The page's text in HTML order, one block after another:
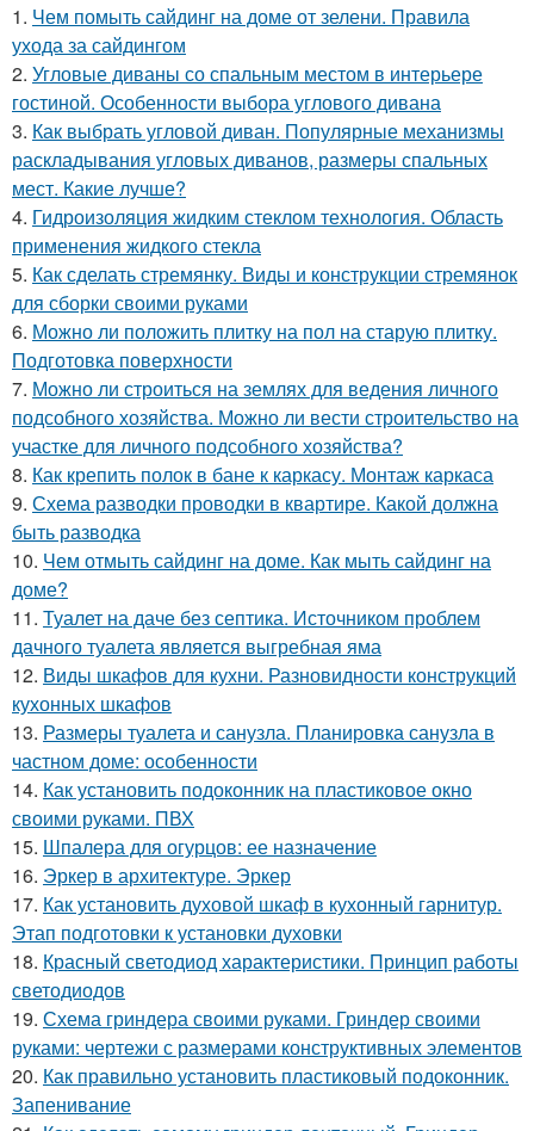
1. Чем помыть сайдинг на доме от зелени. Правила
ухода за сайдингом
2. Угловые диваны со спальным местом в интерьере
гостиной. Особенности выбора углового дивана
3. Как выбрать угловой диван. Популярные механизмы
раскладывания угловых диванов, размеры спальных
мест. Какие лучше?
4. Гидроизоляция жидким стеклом технология. Область
применения жидкого стекла
5. Как сделать стремянку. Виды и конструкции стремянок
для сборки своими руками
6. Можно ли положить плитку на пол на старую плитку.
Подготовка поверхности
7. Можно ли строиться на землях для ведения личного
подсобного хозяйства. Можно ли вести строительство на
участке для личного подсобного хозяйства?
8. Как крепить полок в бане к каркасу. Монтаж каркаса
9. Схема разводки проводки в квартире. Какой должна
быть разводка
10. Чем отмыть сайдинг на доме. Как мыть сайдинг на
доме?
11. Туалет на даче без септика. Источником проблем
дачного туалета является выгребная яма
12. Виды шкафов для кухни. Разновидности конструкций
кухонных шкафов
13. Размеры туалета и санузла. Планировка санузла в
частном доме: особенности
14. Как установить подоконник на пластиковое окно
своими руками. ПВХ
15. Шпалера для огурцов: ее назначение
16. Эркер в архитектуре. Эркер
17. Как установить духовой шкаф в кухонный гарнитур.
Этап подготовки к установки духовки
18. Красный светодиод характеристики. Принцип работы
светодиодов
19. Схема гриндера своими руками. Гриндер своими
руками: чертежи с размерами конструктивных элементов
20. Как правильно установить пластиковый подоконник.
Запенивание